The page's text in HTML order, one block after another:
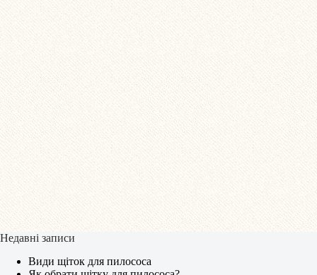
Недавні записи
Види щіток для пилососа